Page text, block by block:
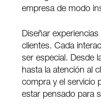
empresa de modo
Diseñar
clientes. Cada
ser especial. Desde
hasta la atención al
compra y el servicio
estar pensado para